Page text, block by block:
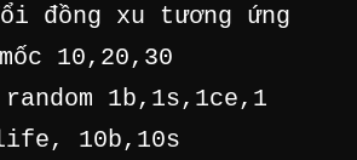
đồng xu tương ứng
mốc 10,20,30
1b,1s,1ce,1
10b,10s